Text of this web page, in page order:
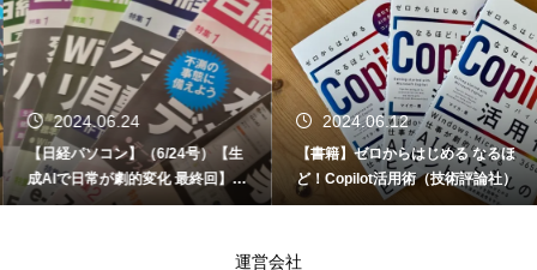
2024.06.24
【日経パソコン】（6/24号）【生
成AIで日常が劇的変化 最終回】 A
I時代のアプリケーション／サービ
2024.06.12
【書籍】ゼロからはじめる なるほ
ど！Copilot活用術（技術評論社）
運営会社